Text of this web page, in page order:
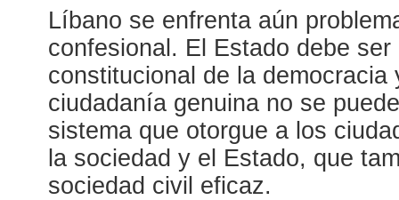
Líbano se enfrenta aún
confesional. El Estado debe
constitucional de la
ciudadanía genuina no se
sistema que otorgue a los
la sociedad y el Estado, que
sociedad civil eficaz.